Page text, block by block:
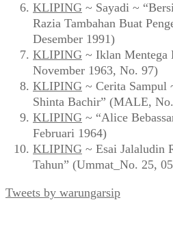
KLIPING ~ Sayadi ~
Razia Tambahan Buat
Desember 1991)
KLIPING ~ Iklan
November 1963, No. 97)
KLIPING ~ Cerita Sampul
Shinta Bachir” (MALE,
KLIPING ~ “Alice
Februari 1964)
KLIPING ~ Esai Jalaludin
Tahun” (Ummat_No. 25,
Tweets by warungarsip